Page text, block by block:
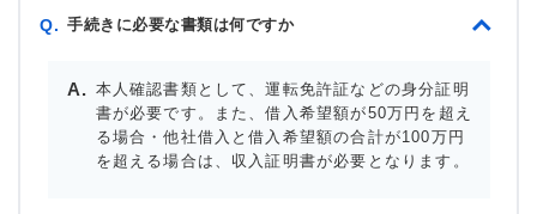
Q. 手続きに必要な書類は何ですか
本人確認書類として、運転免許証などの身分証明
書が必要です。また、借入希望額が50万円を超え
る場合・他社借入と借入希望額の合計が100万円
を超える場合は、収入証明書が必要となります。